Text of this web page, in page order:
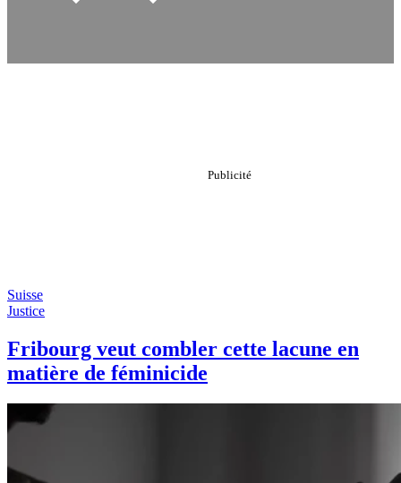
Suisse
Justice
Fribourg veut combler cette lacune en
matière de féminicide